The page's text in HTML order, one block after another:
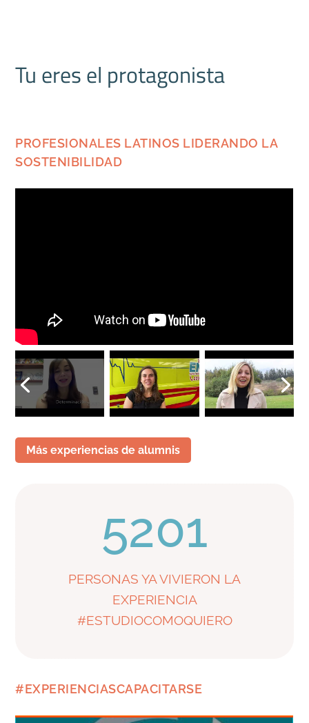
Tu eres el protagonista
PROFESIONALES LATINOS LIDERANDO LA
SOSTENIBILIDAD
Más experiencias de alumnis
5201
PERSONAS YA VIVIERON LA
EXPERIENCIA
#ESTUDIOCOMOQUIERO
#EXPERIENCIASCAPACITARSE